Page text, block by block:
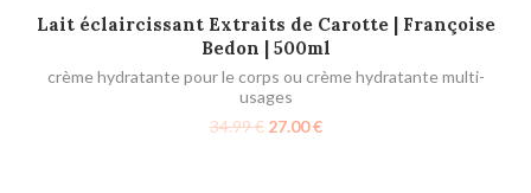
AJOUTER AU PANIER
Lait éclaircissant Extraits de Carotte | Françoise
Bedon | 500ml
crème hydratante pour le corps ou crème hydratante multi-
usages
34.99€ 27.00€